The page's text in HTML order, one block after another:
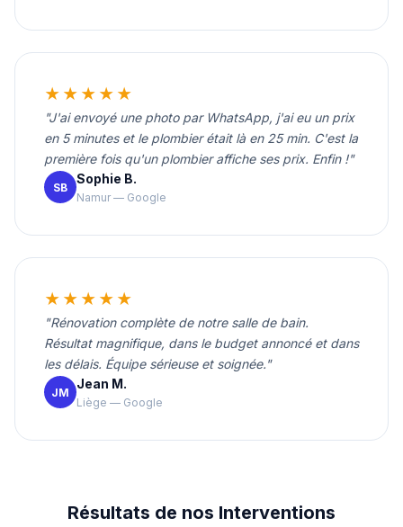
★★★★★
"J'ai envoyé une photo par WhatsApp, j'ai eu un prix
en 5 minutes et le plombier était là en 25 min. C'est la
première fois qu'un plombier affiche ses prix. Enfin !"
SB
Sophie B.
Namur — Google
★★★★★
"Rénovation complète de notre salle de bain.
Résultat magnifique, dans le budget annoncé et dans
les délais. Équipe sérieuse et soignée."
JM
Jean M.
Liège — Google
Résultats de nos Interventions